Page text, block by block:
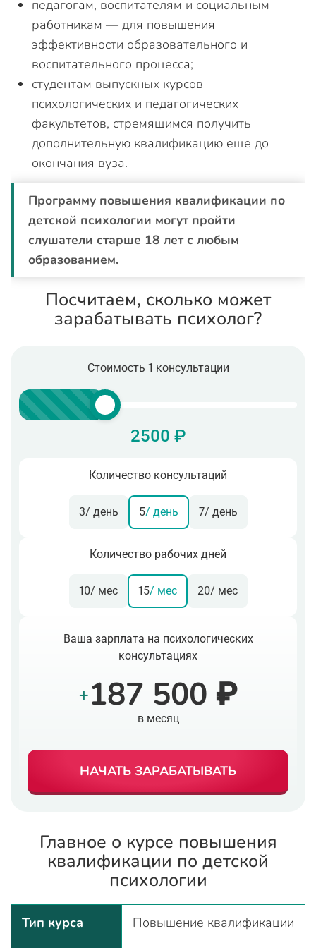
педагогам, воспитателям и социальным
работникам — для повышения
эффективности образовательного и
воспитательного процесса;
студентам выпускных курсов
психологических и педагогических
факультетов, стремящимся получить
дополнительную квалификацию еще до
окончания вуза.
Программу повышения квалификации по
детской психологии могут пройти
слушатели старше 18 лет с любым
образованием.
Посчитаем, сколько может
зарабатывать психолог?
Стоимость 1 консультации
2500 ₽
Количество консультаций
3/ день 5/ день 7/ день
Количество рабочих дней
10/ мес 15/ мес 20/ мес
Ваша зарплата на психологических
консультациях
+187 500 ₽
в месяц
НАЧАТЬ ЗАРАБАТЫВАТЬ
Главное о курсе повышения
квалификации по детской
психологии
Тип курса Повышение квалификации